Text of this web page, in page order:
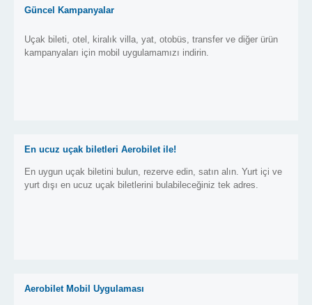
Güncel Kampanyalar
Uçak bileti, otel, kiralık villa, yat, otobüs, transfer ve diğer ürün
kampanyaları için mobil uygulamamızı indirin.
En ucuz uçak biletleri Aerobilet ile!
En uygun uçak biletini bulun, rezerve edin, satın alın. Yurt içi ve
yurt dışı en ucuz uçak biletlerini bulabileceğiniz tek adres.
Aerobilet Mobil Uygulaması